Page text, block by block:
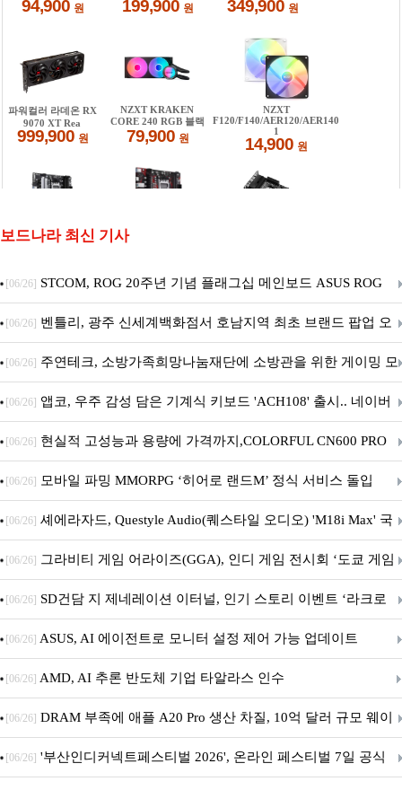
보드나라 최신 기사
[06/26] STCOM, ROG 20주년 기념 플래그십 메인보드 ASUS ROG
Crosshair X870E EDITION 20 국내 출시 예정
[06/26] 벤틀리, 광주 신세계백화점서 호남지역 최초 브랜드 팝업 오
픈
[06/26] 주연테크, 소방가족희망나눔재단에 소방관을 위한 게이밍 모
니터·스마트 펫 침대 기부
[06/26] 앱코, 우주 감성 담은 기계식 키보드 'ACH108' 출시.. 네이버
브랜드데이 기획전 진행
[06/26] 현실적 고성능과 용량에 가격까지,COLORFUL CN600 PRO
M.2 NVMe 디앤디컴 1TB
[06/26] 모바일 파밍 MMORPG ‘히어로 랜드M’ 정식 서비스 돌입
[06/26] 셰에라자드, Questyle Audio(퀘스타일 오디오) 'M18i Max' 국
내 정식 출시
[06/26] 그라비티 게임 어라이즈(GGA), 인디 게임 전시회 ‘도쿄 게임
던전 13’ 참가!
[06/26] SD건담 지 제네레이션 이터널, 인기 스토리 이벤트 ‘라크로
아의 용사’ 재개최 및 풍성한 기념 이벤트 실시!
[06/26] ASUS, AI 에이전트로 모니터 설정 제어 가능 업데이트
[06/26] AMD, AI 추론 반도체 기업 타알라스 인수
[06/26] DRAM 부족에 애플 A20 Pro 생산 차질, 10억 달러 규모 웨이
퍼 대기
[06/26] '부산인디커넥트페스티벌 2026', 온라인 페스티벌 7일 공식